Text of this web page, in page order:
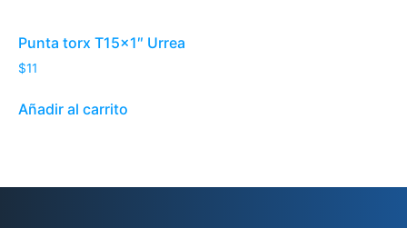
Punta torx T15x1″ Urrea
$11
Añadir al carrito